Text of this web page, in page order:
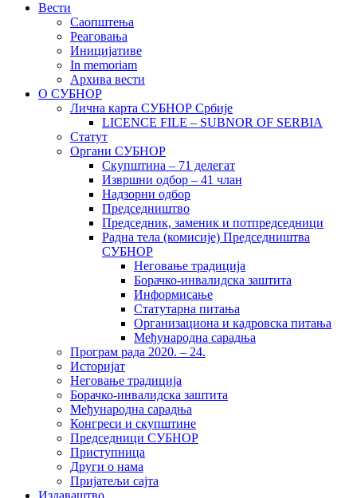
Вести
Саопштења
Реаговања
Иницијативе
In memoriam
Архива вести
О СУБНОР
Лична карта СУБНОР Србије
LICENCE FILE – SUBNOR OF SERBIA
Статут
Органи СУБНОР
Скупштина – 71 делегат
Извршни одбор – 41 члан
Надзорни одбор
Председништво
Председник, заменик и потпредседници
Радна тела (комисије) Председништва
СУБНОР
Неговање традиција
Борачко-инвалидска заштита
Информисање
Статутарна питања
Организациона и кадровска питања
Међународна сарадња
Програм рада 2020. – 24.
Историјат
Неговање традиција
Борачко-инвалидска заштита
Међународна сарадња
Конгреси и скупштине
Председници СУБНОР
Приступница
Други о нама
Пријатељи сајта